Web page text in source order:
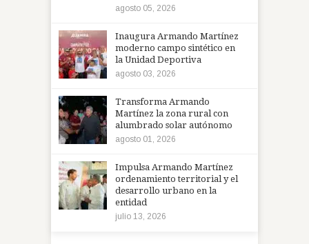
agosto 05, 2026
Inaugura Armando Martínez
moderno campo sintético en
la Unidad Deportiva
agosto 03, 2026
Transforma Armando
Martínez la zona rural con
alumbrado solar autónomo
agosto 01, 2026
Impulsa Armando Martínez
ordenamiento territorial y el
desarrollo urbano en la
entidad
julio 13, 2026